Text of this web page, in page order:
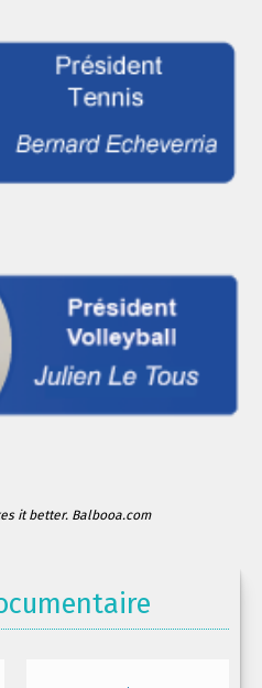
it better. Balbooa.com